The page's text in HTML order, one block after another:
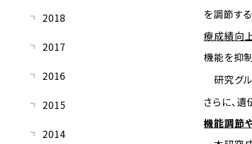
を調節す
療成績向
機能を抑
研究グ
さらに、
機能調節
2018
2017
2016
2015
2014